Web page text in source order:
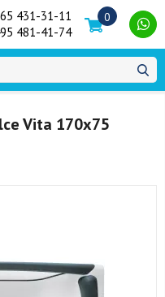
431-31-11
481-41-74
0
Vita 170x75